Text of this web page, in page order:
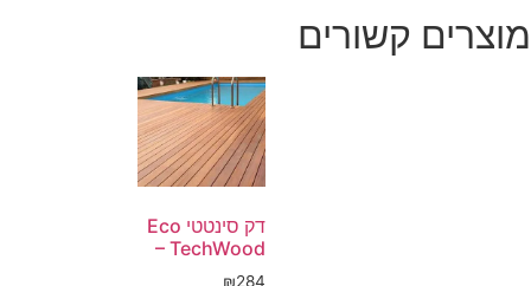
מוצרים קשורים
דק סינטטי Eco
– TechWood
₪284